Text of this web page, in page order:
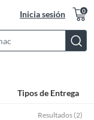
Inicia sesión 0
Bar
Tipos de Entrega
Resultados (2)